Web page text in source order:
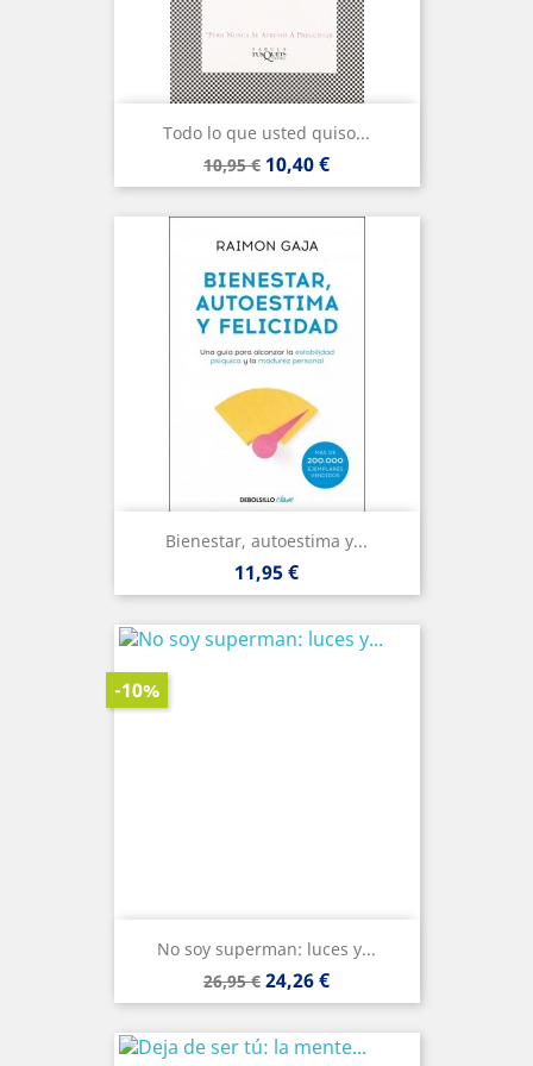
Todo lo que usted quiso...
Precio
base
10,95 € Precio
10,40 €
Bienestar, autoestima y...
Precio
11,95 €
No soy superman: luces y...
Precio
base
26,95 €
-10%
Precio
24,26 €